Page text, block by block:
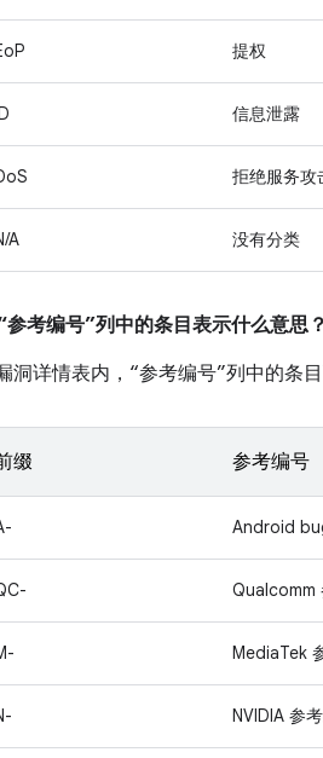
提权
信息泄露
拒绝服务攻
A 没有分类
参考编号”列中的条目表示什么意思？
洞详情表内，“参考编号”列中的条
缀 参考编号
Android
Qualcomm
MediaTek
NVIDIA 参